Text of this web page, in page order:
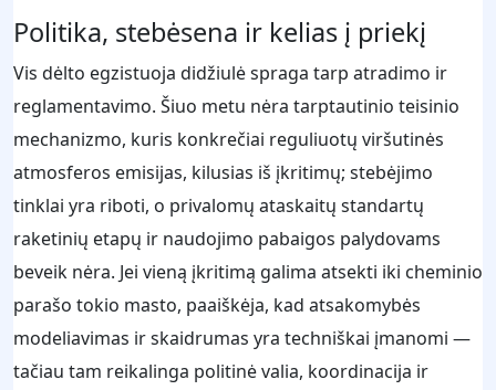
Politika, stebėsena ir kelias į priekį
Vis dėlto egzistuoja didžiulė spraga tarp atradimo ir
reglamentavimo. Šiuo metu nėra tarptautinio teisinio
mechanizmo, kuris konkrečiai reguliuotų viršutinės
atmosferos emisijas, kilusias iš įkritimų; stebėjimo
tinklai yra riboti, o privalomų ataskaitų standartų
raketinių etapų ir naudojimo pabaigos palydovams
beveik nėra. Jei vieną įkritimą galima atsekti iki cheminio
parašo tokio masto, paaiškėja, kad atsakomybės
modeliavimas ir skaidrumas yra techniškai įmanomi —
tačiau tam reikalinga politinė valia, koordinacija ir